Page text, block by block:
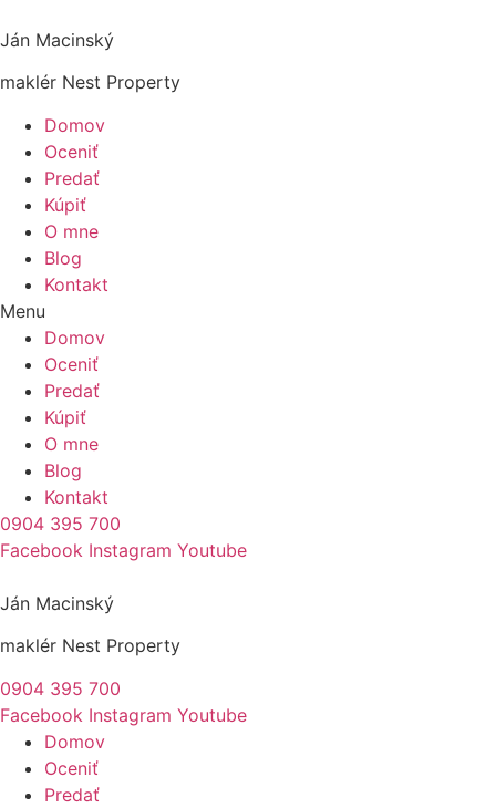
Ján Macinský
maklér Nest Property
Domov
Oceniť
Predať
Kúpiť
O mne
Blog
Kontakt
Menu
Domov
Oceniť
Predať
Kúpiť
O mne
Blog
Kontakt
0904 395 700
Facebook Instagram Youtube
Ján Macinský
maklér Nest Property
0904 395 700
Facebook Instagram Youtube
Domov
Oceniť
Predať